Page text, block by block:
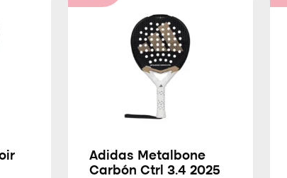
Adidas Metalbone
Carbón Ctrl 3.4 2025